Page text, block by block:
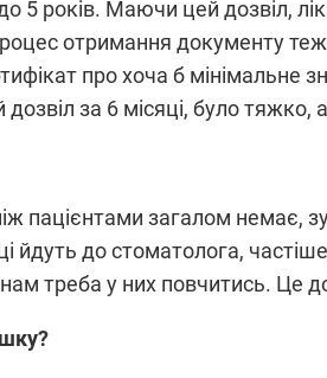
5 років. Маючи цей дозвіл,
отримання документу теж
про хоча б мінімальне
за 6 місяці, було тяжко,
пацієнтами загалом немає,
йдуть до стоматолога,
треба у них повчитись. Це